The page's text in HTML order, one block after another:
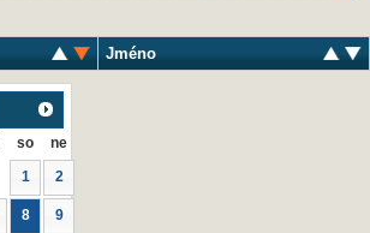
Jméno
so ne
1 2
8 9